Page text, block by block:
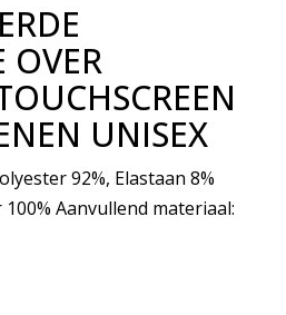
OVER
UNISEX
92%, Elastaan 8%
Aanvullend materiaal: